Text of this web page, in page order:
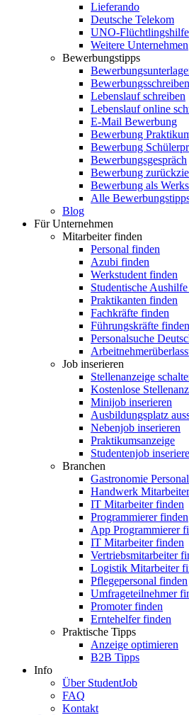
Lieferando
Deutsche Telekom
UNO-Flüchtlingshilfe
Weitere Unternehmen
Bewerbungstipps
Bewerbungsschreiben
Lebenslauf schreiben
Lebenslauf online
E-Mail Bewerbung
Bewerbung
Bewerbung
Bewerbungsgespräch
Bewerbung
Bewerbung als
Alle
Blog
Für Unternehmen
Mitarbeiter finden
Personal finden
Azubi finden
Werkstudent finden
Studentische
Praktikanten finden
Fachkräfte finden
Führungskräfte finden
Personalsuche
Job inserieren
Stellenanzeige
Kostenlose
Minijob inserieren
Ausbildungsplatz
Nebenjob inserieren
Praktikumsanzeige
Studentenjob
Branchen
Gastronomie
Handwerk
IT Mitarbeiter finden
Programmierer finden
App Programmierer
IT Mitarbeiter finden
Vertriebsmitarbeiter
Logistik Mitarbeiter
Pflegepersonal finden
Umfrageteilnehmer
Promoter finden
Erntehelfer finden
Praktische Tipps
Anzeige optimieren
B2B Tipps
Info
Über StudentJob
FAQ
Kontakt